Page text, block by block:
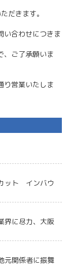
だきます。
い合わせにつきま
、ご了承願いま
り営業いたしま
ット インバウ
に尽力、大阪
関係者に振舞